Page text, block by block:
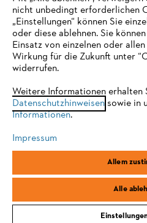
Service
Allgemeine
Impressum Cookies
STIHL Vertriebszentrale AG & Co. KG,
IHR BROWSER
UNTERSTÜTZT
eine optimale Nutzung unserer
einem der folgenden Browser zu
Firefox
nicht unbedingt erforderlichen
„Einstellungen“ können Sie
oder diese ablehnen. Sie
Einsatz von einzelnen oder
Wirkung für die Zukunft unter
widerrufen.
Weitere Informationen erhalten
Datenschutzhinweisensowie in
Informationen.
Impressum
Allem
Alle